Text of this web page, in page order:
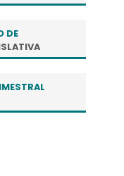
DE